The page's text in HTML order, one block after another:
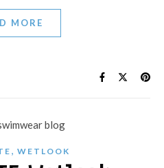
MORE
, WETLOOK